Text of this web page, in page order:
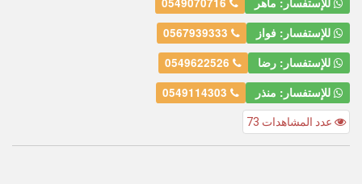
للإستفسار: فواز
للإستفسار: رضا
للإستفسار: منذر
عدد المشاهدات 73